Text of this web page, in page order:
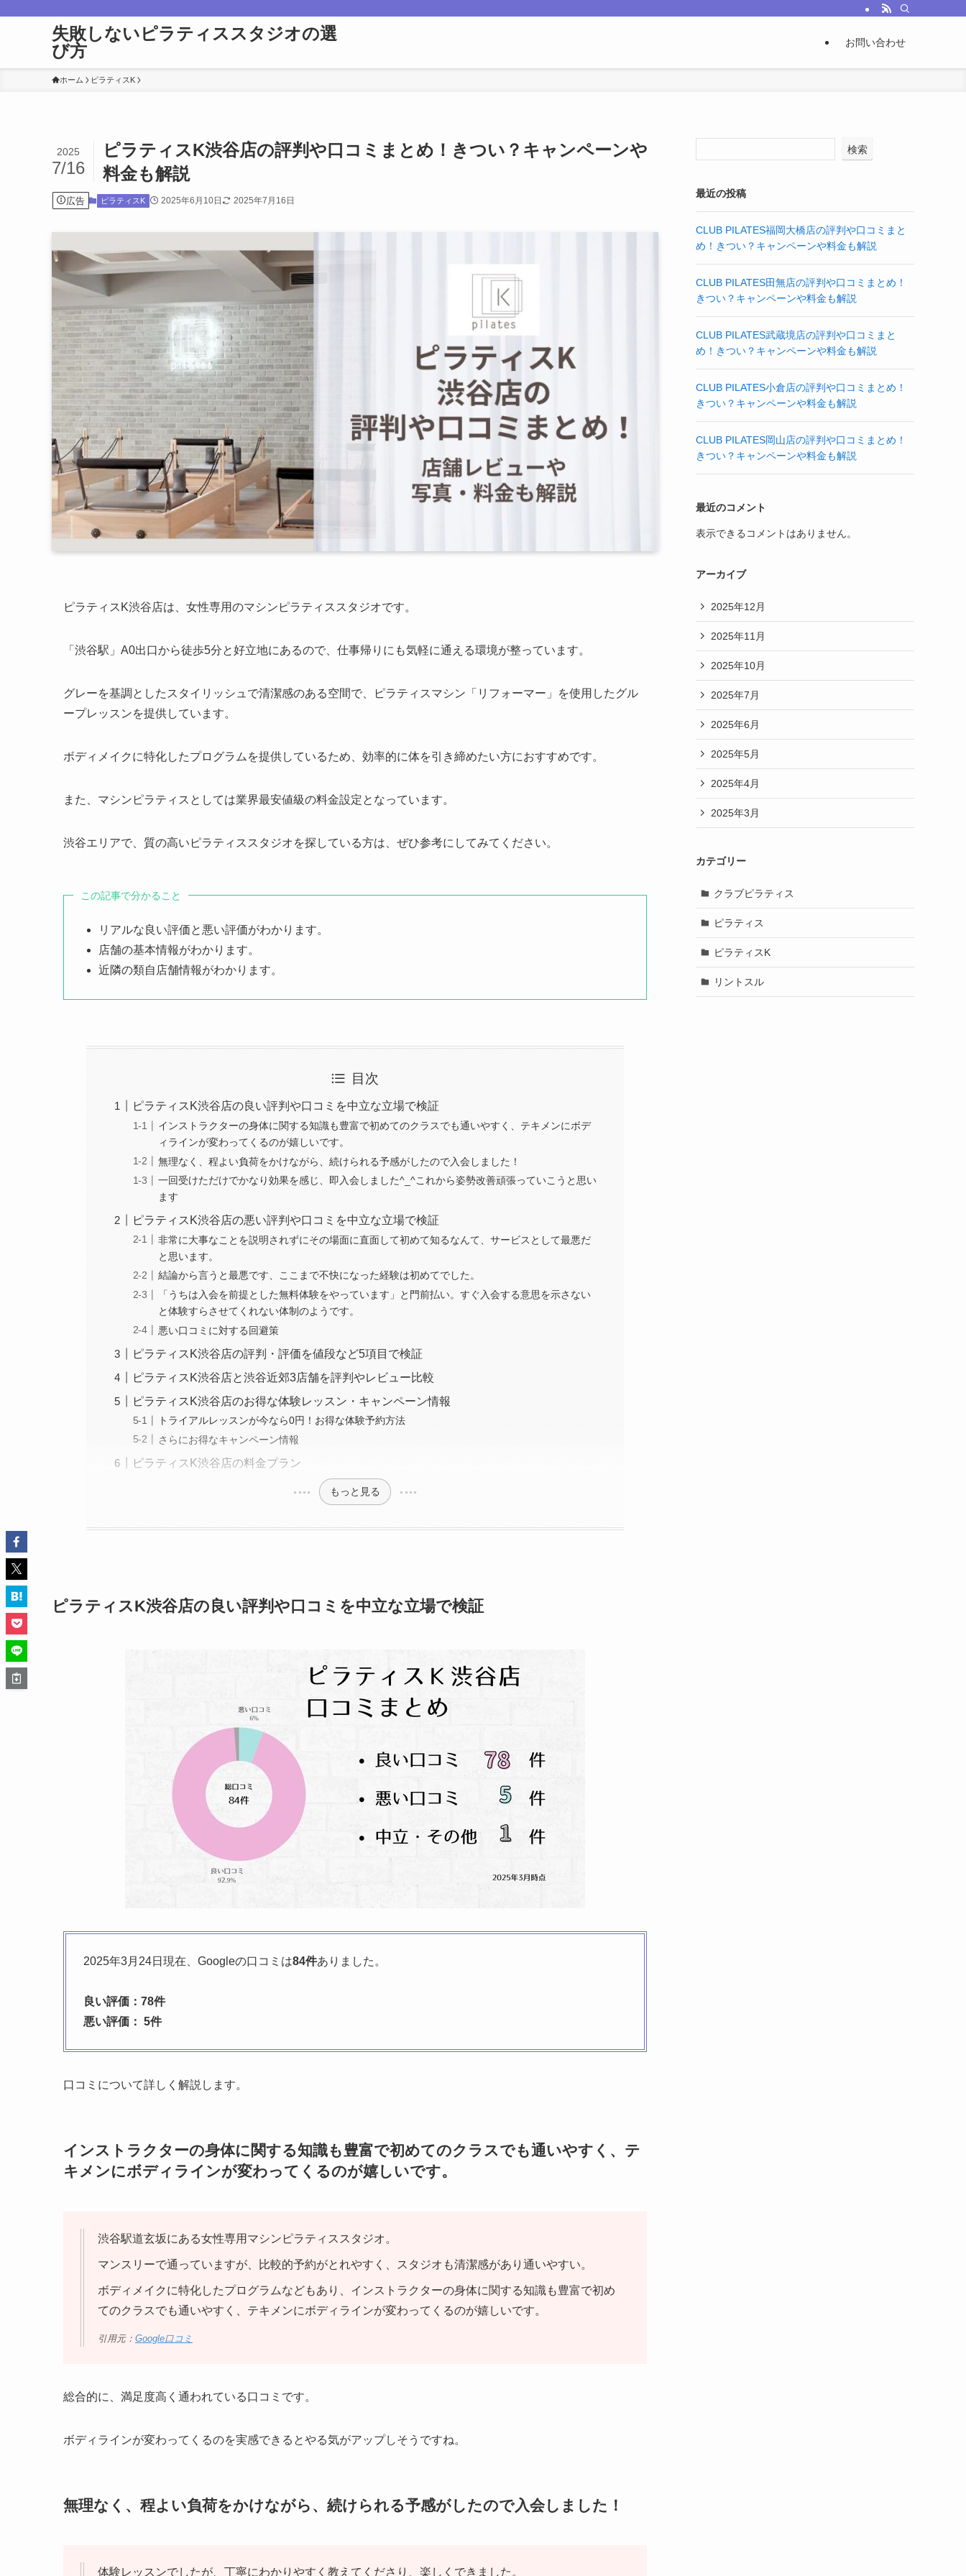
失敗しないピラティススタジオの選
び方
お問い合わせ
ホーム ピラティスK
ピラティスK渋谷店の評判や口コミまとめ！きつい？キャンペーンや
料金も解説
2025
7/16
広告 ピラティスK 2025年6月10日 2025年7月16日
ピラティスK渋谷店は、女性専用のマシンピラティススタジオです。
「渋谷駅」A0出口から徒歩5分と好立地にあるので、仕事帰りにも気軽に通える環境が整っています。
グレーを基調としたスタイリッシュで清潔感のある空間で、ピラティスマシン「リフォーマー」を使用したグル
ープレッスンを提供しています。
ボディメイクに特化したプログラムを提供しているため、効率的に体を引き締めたい方におすすめです。
また、マシンピラティスとしては業界最安値級の料金設定となっています。
渋谷エリアで、質の高いピラティススタジオを探している方は、ぜひ参考にしてみてください。
この記事で分かること
リアルな良い評価と悪い評価がわかります。
店舗の基本情報がわかります。
近隣の類自店舗情報がわかります。
目次
ピラティスK渋谷店の良い評判や口コミを中立な立場で検証
インストラクターの身体に関する知識も豊富で初めてのクラスでも通いやすく、テキメンにボデ
ィラインが変わってくるのが嬉しいです。
無理なく、程よい負荷をかけながら、続けられる予感がしたので入会しました！
一回受けただけでかなり効果を感じ、即入会しました^_^これから姿勢改善頑張っていこうと思い
ます
ピラティスK渋谷店の悪い評判や口コミを中立な立場で検証
非常に大事なことを説明されずにその場面に直面して初めて知るなんて、サービスとして最悪だ
と思います。
結論から言うと最悪です、ここまで不快になった経験は初めてでした。
「うちは入会を前提とした無料体験をやっています」と門前払い。すぐ入会する意思を示さない
と体験すらさせてくれない体制のようです。
悪い口コミに対する回避策
ピラティスK渋谷店の評判・評価を値段など5項目で検証
ピラティスK渋谷店と渋谷近郊3店舗を評判やレビュー比較
ピラティスK渋谷店のお得な体験レッスン・キャンペーン情報
トライアルレッスンが今なら0円！お得な体験予約方法
さらにお得なキャンペーン情報
ピラティスK渋谷店の料金プラン
もっと見る
ピラティスK渋谷店の良い評判や口コミを中立な立場で検証
2025年3月24日現在、Googleの口コミは84件ありました。
良い評価：78件
悪い評価： 5件
口コミについて詳しく解説します。
インストラクターの身体に関する知識も豊富で初めてのクラスでも通いやすく、テ
キメンにボディラインが変わってくるのが嬉しいです。
渋谷駅道玄坂にある女性専用マシンピラティススタジオ。
マンスリーで通っていますが、比較的予約がとれやすく、スタジオも清潔感があり通いやすい。
ボディメイクに特化したプログラムなどもあり、インストラクターの身体に関する知識も豊富で初め
てのクラスでも通いやすく、テキメンにボディラインが変わってくるのが嬉しいです。
引用元： Google口コミ
総合的に、満足度高く通われている口コミです。
ボディラインが変わってくるのを実感できるとやる気がアップしそうですね。
無理なく、程よい負荷をかけながら、続けられる予感がしたので入会しました！
体験レッスンでしたが、丁寧にわかりやすく教えてくださり、楽しくできました。
検索
最近の投稿
CLUB PILATES福岡大橋店の評判や口コミまと
め！きつい？キャンペーンや料金も解説
CLUB PILATES田無店の評判や口コミまとめ！
きつい？キャンペーンや料金も解説
CLUB PILATES武蔵境店の評判や口コミまと
め！きつい？キャンペーンや料金も解説
CLUB PILATES小倉店の評判や口コミまとめ！
きつい？キャンペーンや料金も解説
CLUB PILATES岡山店の評判や口コミまとめ！
きつい？キャンペーンや料金も解説
最近のコメント
表示できるコメントはありません。
アーカイブ
2025年12月
2025年11月
2025年10月
2025年7月
2025年6月
2025年5月
2025年4月
2025年3月
カテゴリー
クラブピラティス
ピラティス
ピラティスK
リントスル